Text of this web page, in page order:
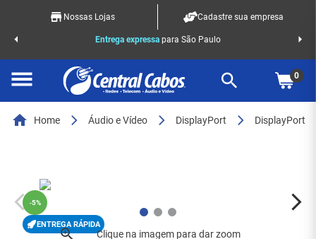
Nossas Lojas
Cadastre sua empresa
Entrega expressa para São Paulo
0
Home Áudio e Vídeo DisplayPort DisplayPort
-5%
ENTREGA RÁPIDA